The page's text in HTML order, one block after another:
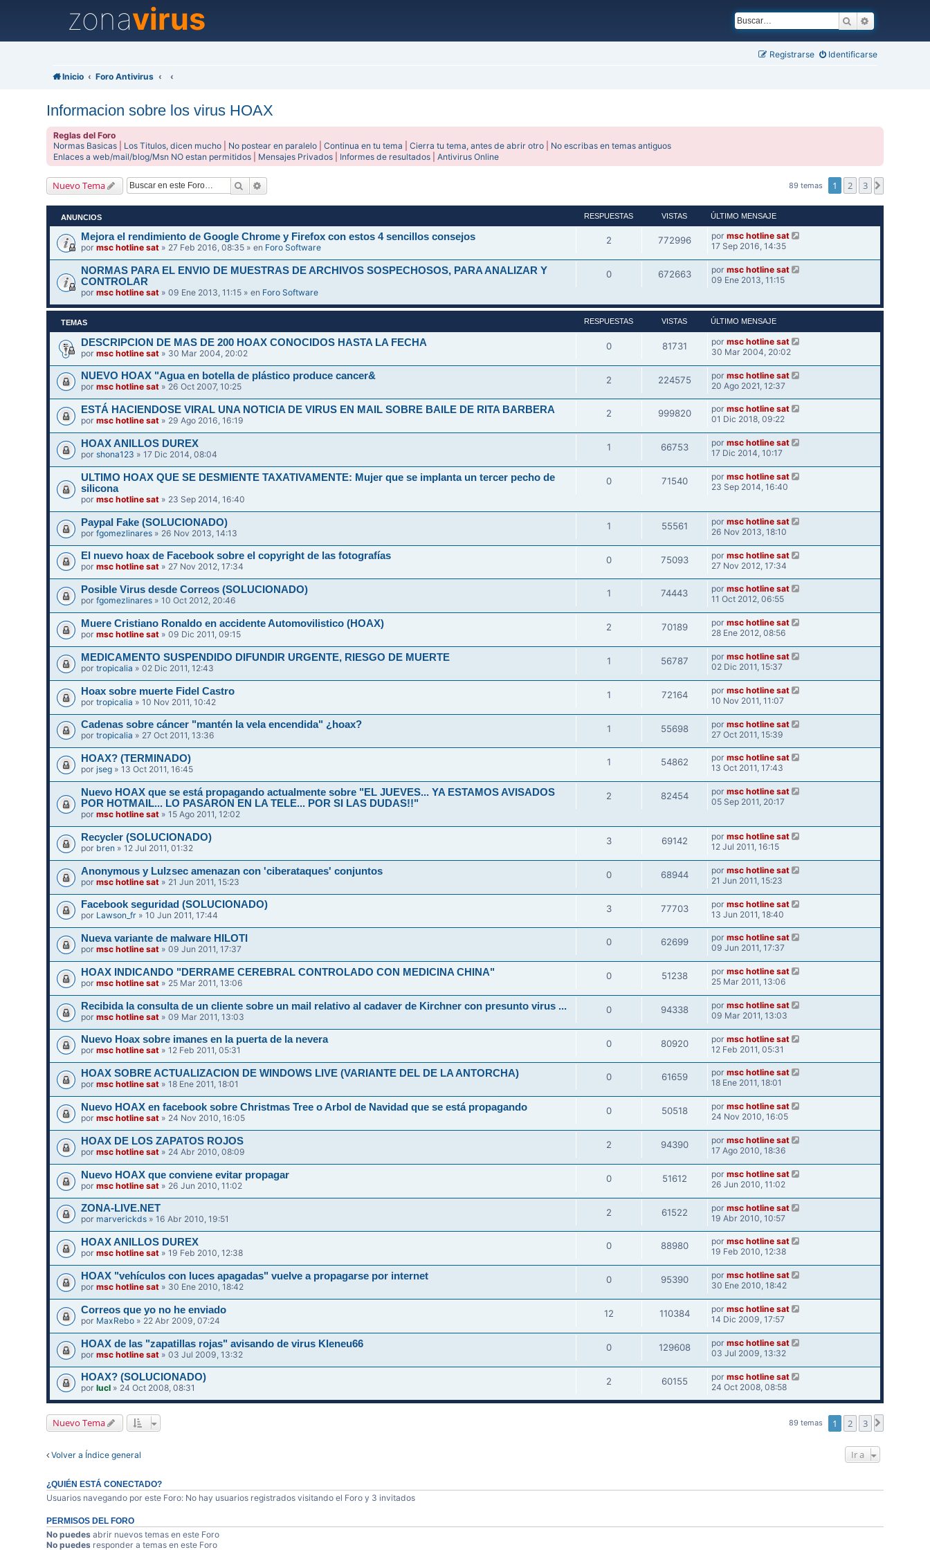
zonavirus Buscar
Identificarse
Registrarse
Inicio Foro Antivirus
Informacion sobre los virus HOAX
Reglas del Foro
Normas Basicas
Los Titulos, dicen mucho No postear en paralelo |Continua en tu tema |Cierra tu tema, antes de abrir otro
No escribas en temas antiguos
Enlaces a web/mail/blog/Msn NO estan permitidos
Mensajes Privados Informes de resultados |Antivirus Online
Nuevo Tema Buscar 89 temas 1 2 3
ANUNCIOS RESPUESTAS VISTAS ÚLTIMO MENSAJE
Mejora el rendimiento de Google Chrome y Firefox con estos 4 sencillos consejos
pormsc hotline sat » 27 Feb 2016, 08:35 » en Foro Software
2 772996 por msc hotline sat
17 Sep 2016, 14:35
NORMAS PARA EL ENVIO DE MUESTRAS DE ARCHIVOS SOSPECHOSOS, PARA ANALIZAR Y
CONTROLAR
pormsc hotline sat » 09 Ene 2013, 11:15 » en Foro Software
0 672663 por msc hotline sat
09 Ene 2013, 11:15
TEMAS RESPUESTAS VISTAS ÚLTIMO MENSAJE
DESCRIPCION DE MAS DE 200 HOAX CONOCIDOS HASTA LA FECHA
pormsc hotline sat » 30 Mar 2004, 20:02
0 81731 por msc hotline sat
30 Mar 2004, 20:02
NUEVO HOAX "Agua en botella de plástico produce cancer&
pormsc hotline sat » 26 Oct 2007, 10:25
2 224575 por msc hotline sat
20 Ago 2021, 12:37
ESTÁ HACIENDOSE VIRAL UNA NOTICIA DE VIRUS EN MAIL SOBRE BAILE DE RITA BARBERA
pormsc hotline sat » 29 Ago 2016, 16:19
2 999820 por msc hotline sat
01 Dic 2018, 09:22
HOAX ANILLOS DUREX
porshona123 » 17 Dic 2014, 08:04
1 66753 por msc hotline sat
17 Dic 2014, 10:17
ULTIMO HOAX QUE SE DESMIENTE TAXATIVAMENTE: Mujer que se implanta un tercer pecho de
silicona
pormsc hotline sat » 23 Sep 2014, 16:40
0 71540 por msc hotline sat
23 Sep 2014, 16:40
Paypal Fake (SOLUCIONADO)
porfgomezlinares » 26 Nov 2013, 14:13
1 55561 por msc hotline sat
26 Nov 2013, 18:10
El nuevo hoax de Facebook sobre el copyright de las fotografías
pormsc hotline sat » 27 Nov 2012, 17:34
0 75093 por msc hotline sat
27 Nov 2012, 17:34
Posible Virus desde Correos (SOLUCIONADO)
porfgomezlinares » 10 Oct 2012, 20:46
1 74443 por msc hotline sat
11 Oct 2012, 06:55
Muere Cristiano Ronaldo en accidente Automovilistico (HOAX)
pormsc hotline sat » 09 Dic 2011, 09:15
2 70189 por msc hotline sat
28 Ene 2012, 08:56
portropicalia » 02 Dic 2011, 12:43
1 56787 por msc hotline sat
02 Dic 2011, 15:37
Hoax sobre muerte Fidel Castro
portropicalia » 10 Nov 2011, 10:42
1 72164 por msc hotline sat
10 Nov 2011, 11:07
Cadenas sobre cáncer "mantén la vela encendida" ¿hoax?
portropicalia » 27 Oct 2011, 13:36
1 55698 por msc hotline sat
27 Oct 2011, 15:39
HOAX? (TERMINADO)
porjseg » 13 Oct 2011, 16:45
1 54862 por msc hotline sat
13 Oct 2011, 17:43
Nuevo HOAX que se está propagando actualmente sobre "EL JUEVES... YA ESTAMOS AVISADOS
POR HOTMAIL... LO PASARON EN LA TELE... POR SI LAS DUDAS!!"
pormsc hotline sat » 15 Ago 2011, 12:02
2 82454 por msc hotline sat
05 Sep 2011, 20:17
Recycler (SOLUCIONADO)
por bren » 12 Jul 2011, 01:32
3 69142 por msc hotline sat
12 Jul 2011, 16:15
Anonymous y Lulzsec amenazan con 'ciberataques' conjuntos
pormsc hotline sat » 21 Jun 2011, 15:23
0 68944 por msc hotline sat
21 Jun 2011, 15:23
Facebook seguridad (SOLUCIONADO)
por Lawson_fr » 10 Jun 2011, 17:44
3 77703 por msc hotline sat
13 Jun 2011, 18:40
Nueva variante de malware HILOTI
pormsc hotline sat » 09 Jun 2011, 17:37
0 62699 por msc hotline sat
09 Jun 2011, 17:37
HOAX INDICANDO "DERRAME CEREBRAL CONTROLADO CON MEDICINA CHINA"
pormsc hotline sat » 25 Mar 2011, 13:06
0 51238 por msc hotline sat
25 Mar 2011, 13:06
Recibida la consulta de un cliente sobre un mail relativo al cadaver de Kirchner con presunto virus ...
pormsc hotline sat » 09 Mar 2011, 13:03
0 94338 por msc hotline sat
09 Mar 2011, 13:03
Nuevo Hoax sobre imanes en la puerta de la nevera
pormsc hotline sat » 12 Feb 2011, 05:31
0 80920 por msc hotline sat
12 Feb 2011, 05:31
HOAX SOBRE ACTUALIZACION DE WINDOWS LIVE (VARIANTE DEL DE LA ANTORCHA)
pormsc hotline sat » 18 Ene 2011, 18:01
0 61659 por msc hotline sat
18 Ene 2011, 18:01
Nuevo HOAX en facebook sobre Christmas Tree o Arbol de Navidad que se está propagando
pormsc hotline sat » 24 Nov 2010, 16:05
0 50518 por msc hotline sat
24 Nov 2010, 16:05
HOAX DE LOS ZAPATOS ROJOS
pormsc hotline sat » 24 Abr 2010, 08:09
2 94390 por msc hotline sat
17 Ago 2010, 18:36
Nuevo HOAX que conviene evitar propagar
pormsc hotline sat » 26 Jun 2010, 11:02
0 51612 por msc hotline sat
26 Jun 2010, 11:02
ZONA-LIVE.NET
por marverickds » 16 Abr 2010, 19:51
2 61522 por msc hotline sat
19 Abr 2010, 10:57
HOAX ANILLOS DUREX
pormsc hotline sat » 19 Feb 2010, 12:38
0 88980 por msc hotline sat
19 Feb 2010, 12:38
HOAX "vehículos con luces apagadas" vuelve a propagarse por internet
pormsc hotline sat » 30 Ene 2010, 18:42
0 95390 por msc hotline sat
30 Ene 2010, 18:42
Correos que yo no he enviado
por MaxRebo » 22 Abr 2009, 07:24
12 110384 por msc hotline sat
14 Dic 2009, 17:57
HOAX de las "zapatillas rojas" avisando de virus Kleneu66
pormsc hotline sat » 03 Jul 2009, 13:32
0 129608 por msc hotline sat
03 Jul 2009, 13:32
HOAX? (SOLUCIONADO)
porlucl » 24 Oct 2008, 08:31
2 60155 por msc hotline sat
24 Oct 2008, 08:58
Nuevo Tema 89 temas 1 2 3
Volver a Índice general Ir a
¿QUIÉN ESTÁ CONECTADO?
Usuarios navegando por este Foro: No hay usuarios registrados visitando el Foro y 3 invitados
PERMISOS DEL FORO
No puedes abrir nuevos temas en este Foro
No puedes responder a temas en este Foro